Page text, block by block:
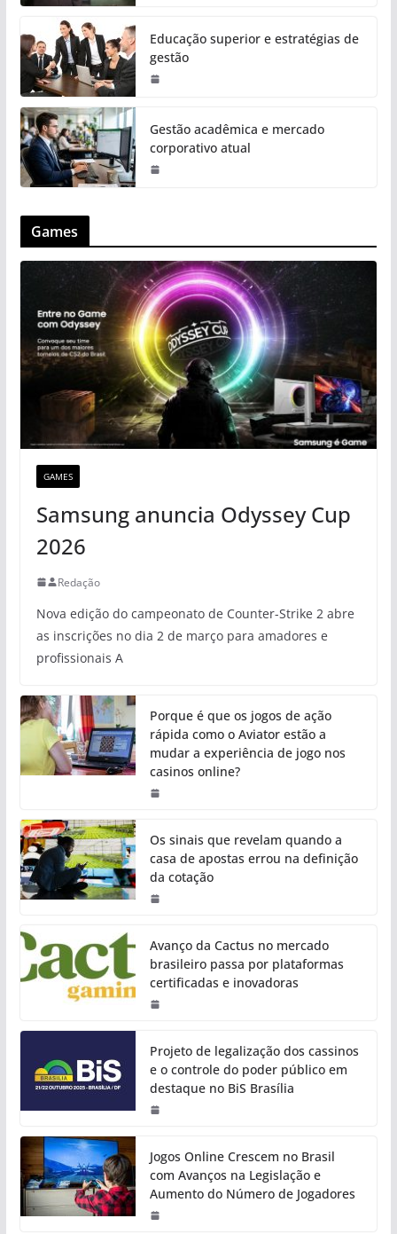
Educação superior e estratégias de
gestão
Gestão acadêmica e mercado
corporativo atual
Games
GAMES
Samsung anuncia Odyssey Cup
2026
Redação
Nova edição do campeonato de Counter-Strike 2 abre
as inscrições no dia 2 de março para amadores e
profissionais A
Porque é que os jogos de ação
rápida como o Aviator estão a
mudar a experiência de jogo nos
casinos online?
Os sinais que revelam quando a
casa de apostas errou na definição
da cotação
Avanço da Cactus no mercado
brasileiro passa por plataformas
certificadas e inovadoras
Projeto de legalização dos cassinos
e o controle do poder público em
destaque no BiS Brasília
Jogos Online Crescem no Brasil
com Avanços na Legislação e
Aumento do Número de Jogadores